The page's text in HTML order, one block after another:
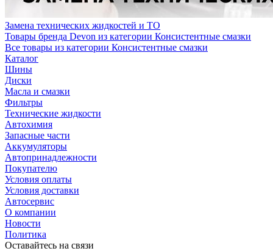
Замена технических жидкостей и ТО
Товары бренда Devon из категории Консистентные смазки
Все товары из категории Консистентные смазки
Каталог
Шины
Диски
Масла и смазки
Фильтры
Технические жидкости
Автохимия
Запасные части
Аккумуляторы
Автопринадлежности
Покупателю
Условия оплаты
Условия доставки
Автосервис
О компании
Новости
Политика
Оставайтесь на связи